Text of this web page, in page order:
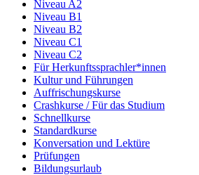
Niveau A2
Niveau B1
Niveau B2
Niveau C1
Niveau C2
Für Herkunftssprachler*innen
Kultur und Führungen
Auffrischungskurse
Crashkurse / Für das Studium
Schnellkurse
Standardkurse
Konversation und Lektüre
Prüfungen
Bildungsurlaub